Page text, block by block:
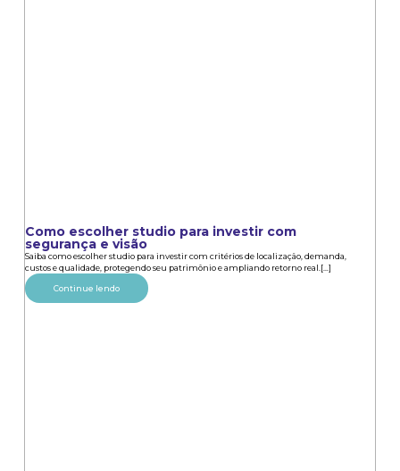
Como escolher studio para investir com
segurança e visão
Saiba como escolher studio para investir com critérios de localização, demanda,
custos e qualidade, protegendo seu patrimônio e ampliando retorno real.[...]
Continue lendo